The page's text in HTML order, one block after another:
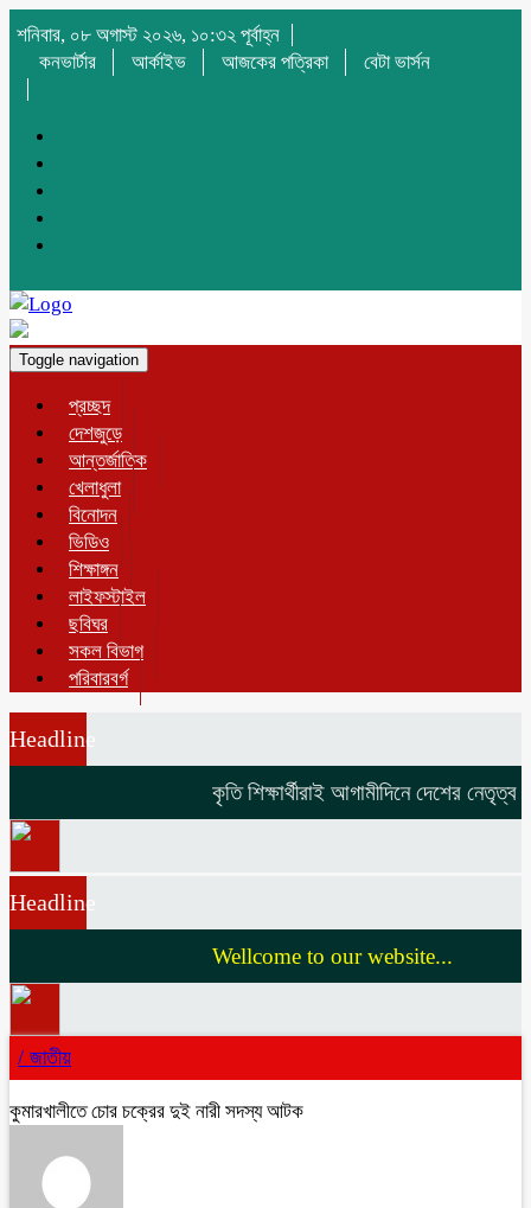
শনিবার, ০৮ অগাস্ট ২০২৬, ১০:৩২ পূর্বাহ্ন
কনভার্টার
আর্কাইভ আজকের পত্রিকা বেটা ভার্সন
Toggle navigation
প্রচ্ছদ
দেশজুড়ে
আন্তর্জাতিক
খেলাধুলা
বিনোদন
ভিডিও
শিক্ষাঙ্গন
লাইফস্টাইল
ছবিঘর
সকল বিভাগ
পরিবারবর্গ
Headline
কৃতি শিক্ষার্থীরাই আগামীদিনে দেশের নেতৃত্ব
Headline
Wellcome to our website...
/ জাতীয়
কুমারখালীতে চোর চক্রের দুই নারী সদস্য আটক